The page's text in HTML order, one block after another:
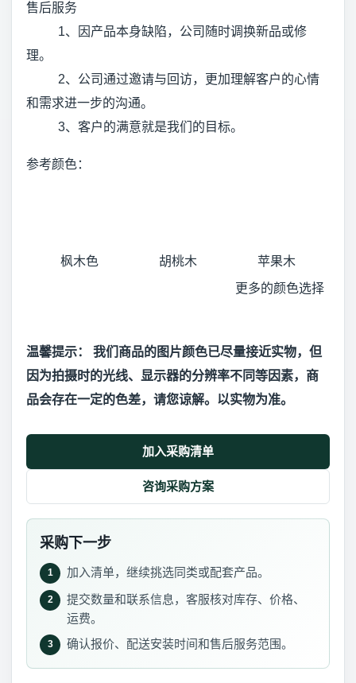
售后服务
1、因产品本身缺陷，公司随时调换新品或修
理。
2、公司通过邀请与回访，更加理解客户的心情
和需求进一步的沟通。
3、客户的满意就是我们的目标。
参考颜色：
枫木色 胡桃木
苹果木
更多的颜色选择
温馨提示： 我们商品的图片颜色已尽量接近实物，但
因为拍摄时的光线、显示器的分辨率不同等因素，商
品会存在一定的色差，请您谅解。以实物为准。
加入采购清单
咨询采购方案
采购下一步
1 加入清单，继续挑选同类或配套产品。
2
提交数量和联系信息，客服核对库存、价格、
运费。
3 确认报价、配送安装时间和售后服务范围。